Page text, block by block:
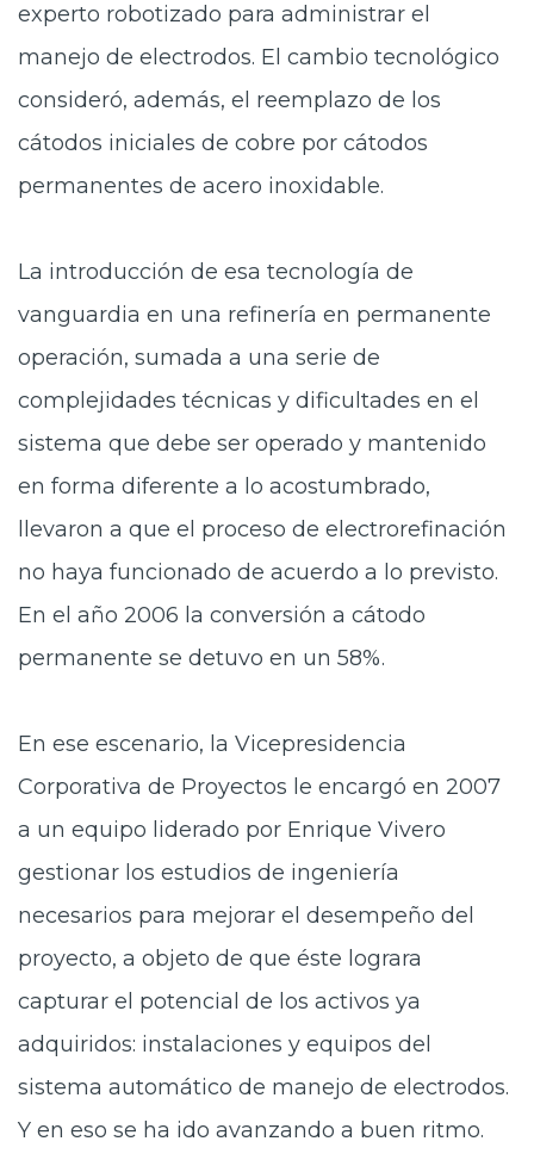
experto robotizado para administrar el
manejo de electrodos. El cambio tecnológico
consideró, además, el reemplazo de los
cátodos iniciales de cobre por cátodos
permanentes de acero inoxidable.
La introducción de esa tecnología de
vanguardia en una refinería en permanente
operación, sumada a una serie de
complejidades técnicas y dificultades en el
sistema que debe ser operado y mantenido
en forma diferente a lo acostumbrado,
llevaron a que el proceso de electrorefinación
no haya funcionado de acuerdo a lo previsto.
En el año 2006 la conversión a cátodo
permanente se detuvo en un 58%.
En ese escenario, la Vicepresidencia
Corporativa de Proyectos le encargó en 2007
a un equipo liderado por Enrique Vivero
gestionar los estudios de ingeniería
necesarios para mejorar el desempeño del
proyecto, a objeto de que éste lograra
capturar el potencial de los activos ya
adquiridos: instalaciones y equipos del
sistema automático de manejo de electrodos.
Y en eso se ha ido avanzando a buen ritmo.